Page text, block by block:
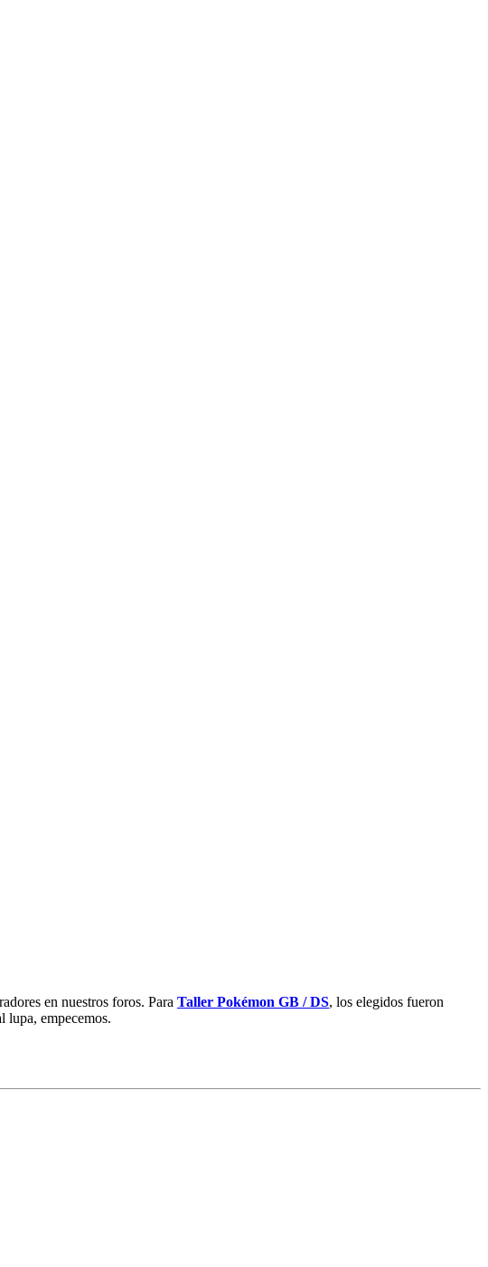
en nuestros foros. Para Taller Pokémon GB / DS, los elegidos fueron
lupa, empecemos.